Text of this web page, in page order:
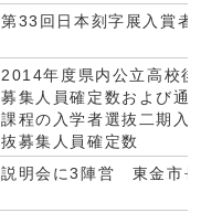
第33回日本刻字展入賞
2014年度県内公立高校
募集人員確定数および通
課程の入学者選抜二期入
抜募集人員確定数
説明会に3陣営 東金市